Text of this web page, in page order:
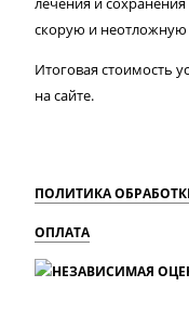
скорую и
Итоговая стоимость
на сайте.
ПОЛИТИКА
ОПЛАТА